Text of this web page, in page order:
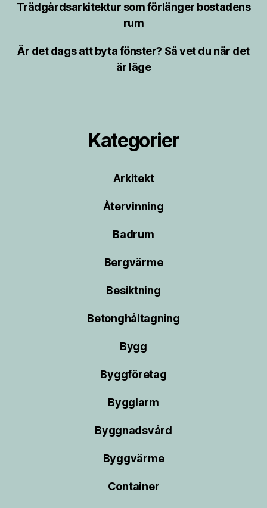
Trädgårdsarkitektur som förlänger bostadens
rum
Är det dags att byta fönster? Så vet du när det
är läge
Kategorier
Arkitekt
Återvinning
Badrum
Bergvärme
Besiktning
Betonghåltagning
Bygg
Byggföretag
Bygglarm
Byggnadsvård
Byggvärme
Container